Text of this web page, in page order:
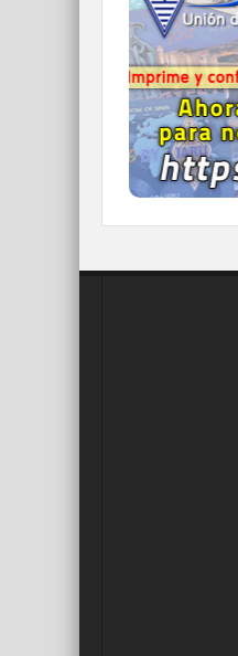
Imprime y
el